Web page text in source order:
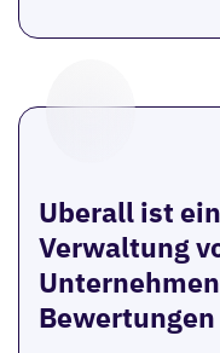
Uberall ist
Verwaltung
Bewertungen